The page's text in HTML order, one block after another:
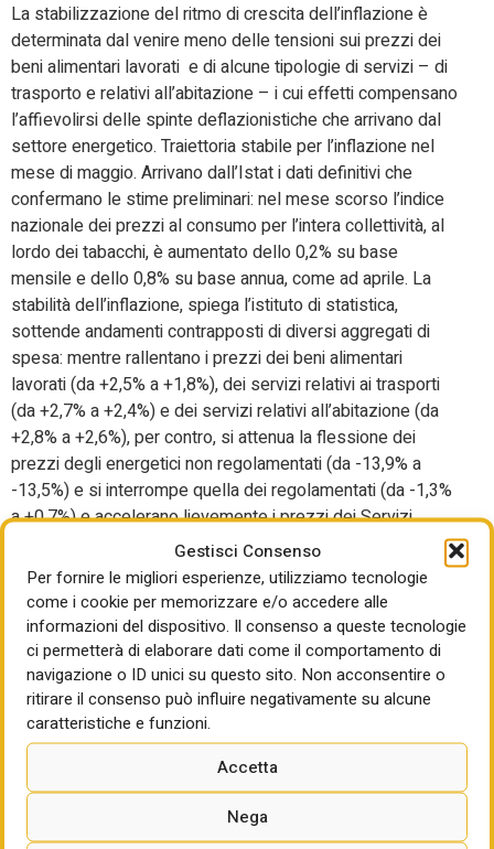
Gestisci Consenso
Per fornire le migliori esperienze, utilizziamo tecnologie
come i cookie per memorizzare e/o accedere alle
informazioni del dispositivo. Il consenso a queste tecnologie
ci permetterà di elaborare dati come il comportamento di
navigazione o ID unici su questo sito. Non acconsentire o
ritirare il consenso può influire negativamente su alcune
caratteristiche e funzioni.
Accetta
Nega
La stabilizzazione del ritmo di crescita dell’inflazione è
determinata dal venire meno delle tensioni sui prezzi dei
beni alimentari lavorati e di alcune tipologie di servizi – di
trasporto e relativi all’abitazione – i cui effetti compensano
l’affievolirsi delle spinte deflazionistiche che arrivano dal
settore energetico. Traiettoria stabile per l’inflazione nel
mese di maggio. Arrivano dall’Istat i dati definitivi che
confermano le stime preliminari: nel mese scorso l’indice
nazionale dei prezzi al consumo per l’intera collettività, al
lordo dei tabacchi, è aumentato dello 0,2% su base
mensile e dello 0,8% su base annua, come ad aprile. La
stabilità dell’inflazione, spiega l’istituto di statistica,
sottende andamenti contrapposti di diversi aggregati di
spesa: mentre rallentano i prezzi dei beni alimentari
lavorati (da +2,5% a +1,8%), dei servizi relativi ai trasporti
(da +2,7% a +2,4%) e dei servizi relativi all’abitazione (da
+2,8% a +2,6%), per contro, si attenua la flessione dei
prezzi degli energetici non regolamentati (da -13,9% a
-13,5%) e si interrompe quella dei regolamentati (da -1,3%
a +0,7%) e accelerano lievemente i prezzi dei Servizi
ricreativi, culturali e per la cura della persona (da +3,8% a
+4,3%). L’“inflazione di fondo”, al netto degli energetici e
degli alimentari freschi, decelera, così come quella al netto
dei soli beni energetici (entrambe da +2,1% a +2,0%). La
dinamica tendenziale dei prezzi dei beni registra una
flessione leggermente più ampia (da -0,6% a -0,9%) e
quella dei servizi è stabile (a +2,9%), determinando un
aumento del differenziale inflazionistico tra il comparto dei
servizi e quello dei beni (+3,8 punti percentuali, dai +3,5 di
aprile). Continua poi la frenata del ‘carrello della spesa’: i
prezzi dei beni alimentari, per la cura della casa e della
persona rallentano su base tendenziale da +2,3% a +1,8%,